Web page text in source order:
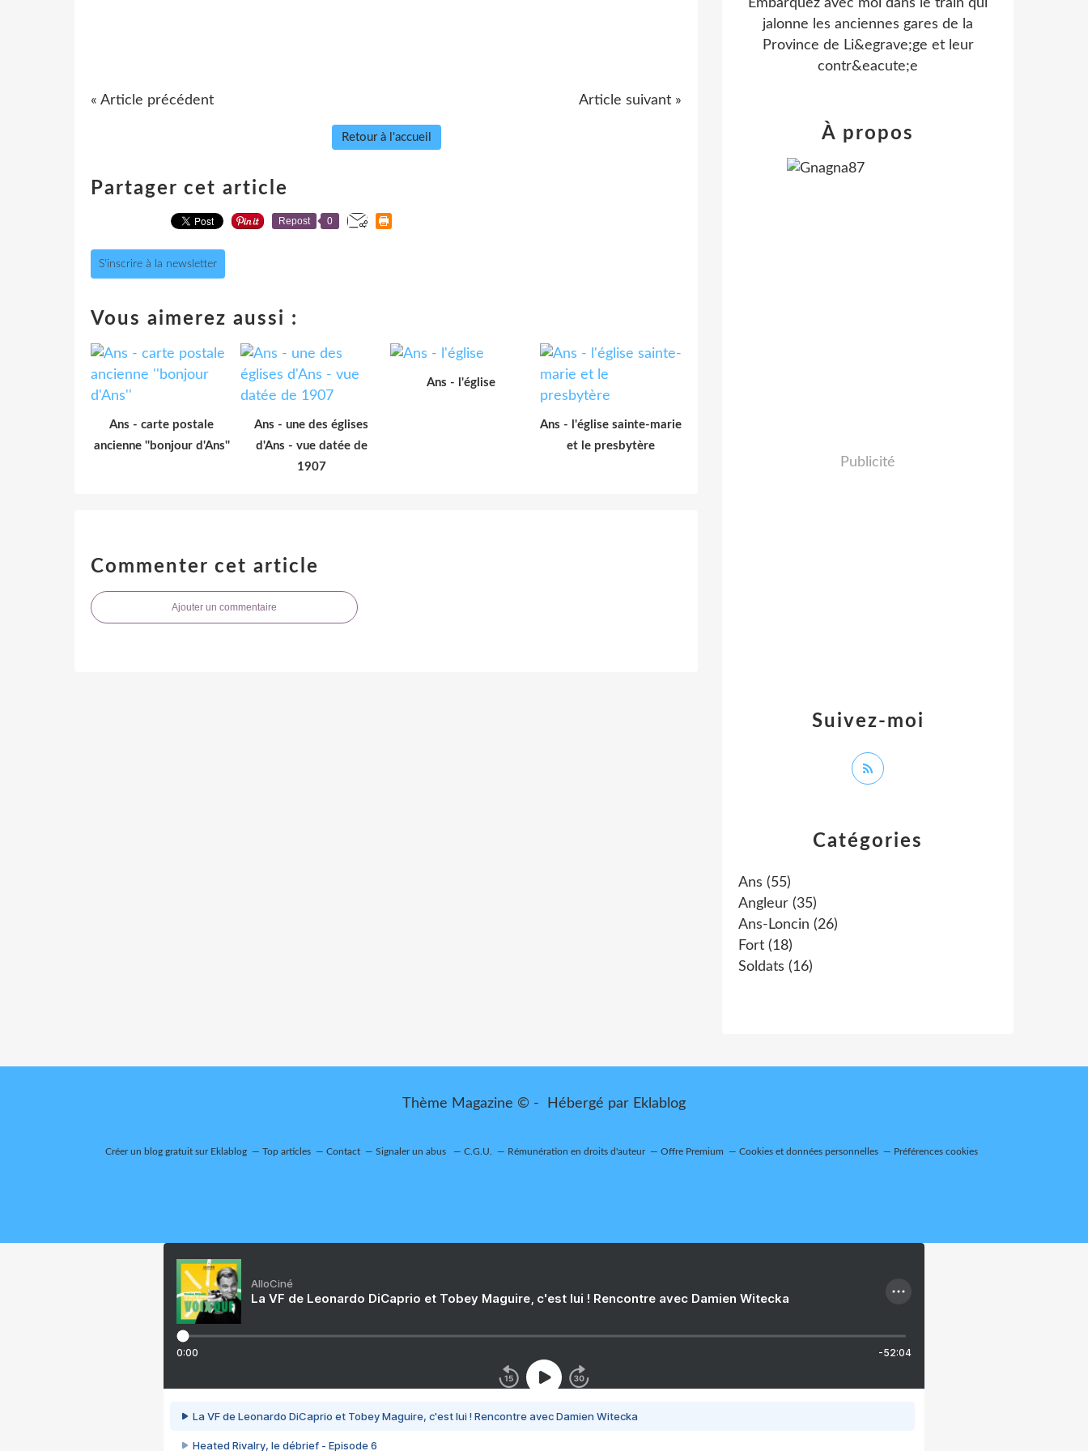
« Article précédent Article suivant »
Retour à l'accueil
Partager cet article
Repost 0
S'inscrire à la newsletter
Vous aimerez aussi :
Ans - carte postale
ancienne ''bonjour d'Ans''
Ans - une des églises
d'Ans - vue datée de
1907
Ans - l'église
Ans - l'église sainte-marie
et le presbytère
Commenter cet article
Ajouter un commentaire
Catégories
Ans (55)
Angleur (35)
Ans-Loncin (26)
Fort (18)
Soldats (16)
Embarquez avec moi dans le train qui
jalonne les anciennes gares de la
Province de Li&egrave;ge et leur
contr&eacute;e
Suivez-moi
À propos
Publicité
Thème Magazine © - Hébergé par Eklablog
Créer un blog gratuit sur Eklablog Top articles Contact Signaler un abus C.G.U. Rémunération en droits d'auteur Offre Premium Cookies et données personnelles Préférences cookies
AlloCiné
La VF de Leonardo DiCaprio et Tobey Maguire, c'est lui ! Rencontre avec Damien Witecka
0:00 -52:04
La VF de Leonardo DiCaprio et Tobey Maguire, c'est lui ! Rencontre avec Damien Witecka
Heated Rivalry, le débrief - Episode 6